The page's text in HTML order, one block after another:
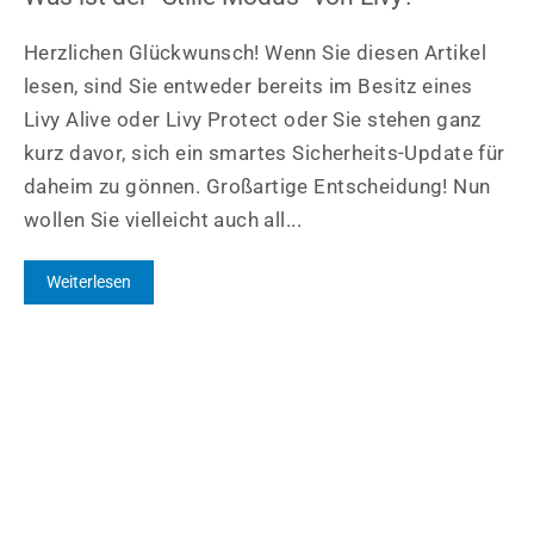
Herzlichen Glückwunsch! Wenn Sie diesen Artikel
lesen, sind Sie entweder bereits im Besitz eines
Livy Alive oder Livy Protect oder Sie stehen ganz
kurz davor, sich ein smartes Sicherheits-Update für
daheim zu gönnen. Großartige Entscheidung! Nun
wollen Sie vielleicht auch all...
Weiterlesen